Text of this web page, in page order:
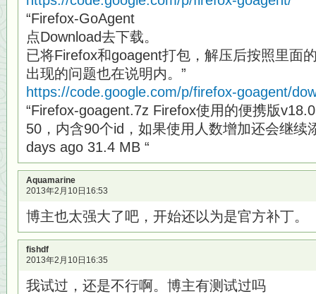
“Firefox-GoAgent
点Download去下载。
已将Firefox和goagent打包，解压后按照里面
出现的问题也在说明内。”
https://code.google.com/p/firefox-goagent/
“Firefox-goagent.7z Firefox使用的便携版
50，内含90个id，如果使用人数增加还会继续
days ago 31.4 MB “
Aquamarine
2013年2月10日16:53
博主也太强大了吧，开始还以为是官方补丁。
fishdf
2013年2月10日16:35
我试过，还是不行啊。博主有测试过吗